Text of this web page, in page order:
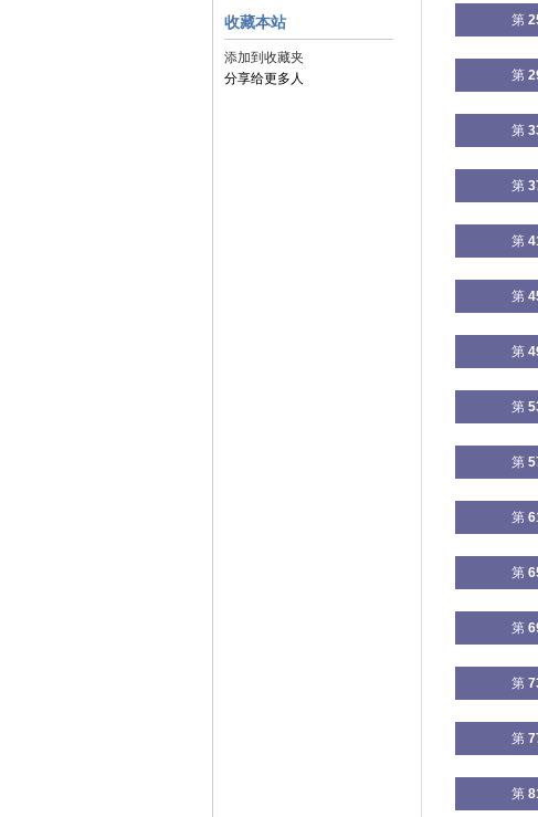
收藏本站
添加到收藏夹
分享给更多人
第
第
第
第
第
第
第
第
第
第
第
第
第
第
第